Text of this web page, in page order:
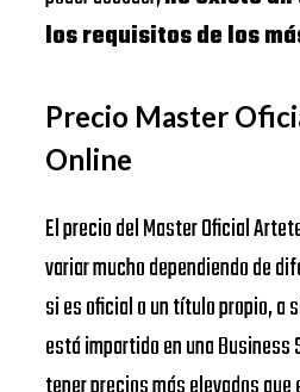
los requisitos de los
Precio Master
Online
El precio del Master Oficial
variar mucho dependiendo de
si es oficial o un título propio, a
está impartido en una Business